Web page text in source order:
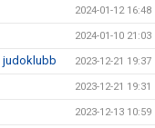
2024-01-12 16:48
2024-01-10 21:03
judoklubb 2023-12-21 19:37
2023-12-21 19:31
2023-12-13 10:59